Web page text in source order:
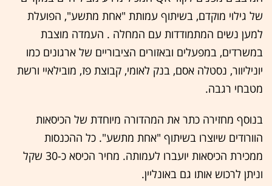
של גילוי מוקדם, בשיתוף עמותת "אחת מתשע", הפועלת
למען נשים המתמודדות עם המחלה . העמדה מוצבת
במשרדים, במפעלים ובאזורים הציבוריים של ארגונים כמו
יוניליוור, נסטלה אסם, בנק לאומי, קבוצת פז, מובילאיי ורשת
מטבחי רגבה.
בנוסף מחזירה כתר את המהדורה מיוחדת של הכיסאות
הוורודים שיוצרו בשיתוף "אחת מתשע". כל ההכנסות
ממכירת הכיסאות יועברו לעמותה. מחיר הכיסא כ-30 שקל
וניתן לרכוש אותו גם באונליין.